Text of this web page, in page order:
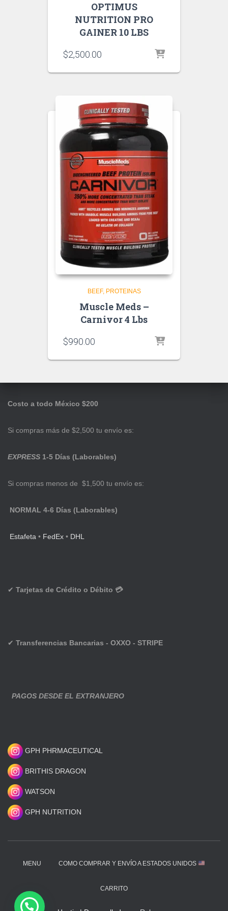
OPTIMUS
NUTRITION PRO
GAINER 10 LBS
$2,500.00
BEEF PROTEINAS
Muscle Meds –
Carnivor 4 Lbs
$990.00
Costo a todo México $200
Si compras más de $2,500 tu envío es:
EXPRESS 1-5 Días (Laborables)
Si compras menos de $1,500 tu envío es:
NORMAL 4-6 Días (Laborables)
Estafeta • FedEx • DHL
✔ Tarjetas de Crédito o Débito 💳
✔ Transferencias Bancarias - OXXO - STRIPE
PAGOS DESDE EL EXTRANJERO
GPH PHRMACEUTICAL
BRITHIS DRAGON
WATSON
GPH NUTRITION
MENU COMO COMPRAR Y ENVÍO A ESTADOS UNIDOS
CARRITO